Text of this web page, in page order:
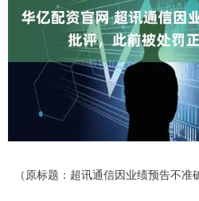
（原标题：超讯通信因业绩预告不